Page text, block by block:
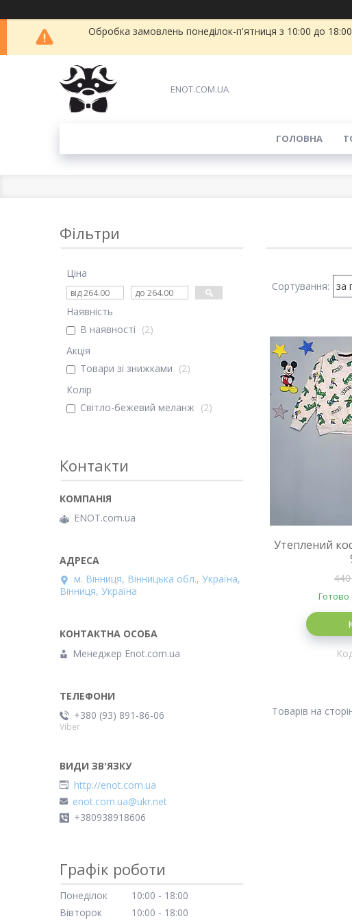
Обробка замовлень понеділок-п'ятниця з 10:00 до
ENOT.COM.UA
ГОЛОВНА
Утеплений
Готово
Фільтри
Ціна
Наявність
В наявності
2
Акція
Товари зі знижками
2
Колір
Світло-бежевий меланж
2
Контакти
ENOT.com.ua
м. Вінниця, Вінницька обл., Україна,
Вінниця, Україна
Менеджер Enot.com.ua
+380 (93) 891-86-06
Viber
http://enot.com.ua
enot.com.ua@ukr.net
+380938918606
Графік роботи
Понеділок 10:00
18:00
Вівторок
10:00 18:00